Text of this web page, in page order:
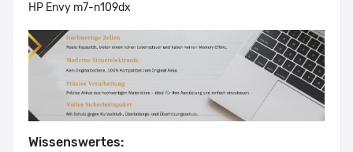
HP Envy m7-n109dx
Wissenswertes: